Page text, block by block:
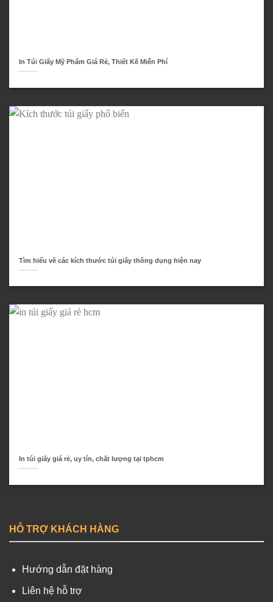
In Túi Giấy Mỹ Phẩm Giá Rẻ, Thiết Kế Miễn Phí
Tìm hiểu về các kích thước túi giấy thông dụng hiện nay
In túi giấy giá rẻ, uy tín, chất lượng tại tphcm
HỖ TRỢ KHÁCH HÀNG
Hướng dẫn đặt hàng
Liên hệ hỗ trợ